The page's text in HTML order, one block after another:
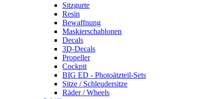
Sitzgurte
Resin
Bewaffnung
Maskierschablonen
Decals
3D-Decals
Propeller
Cockpit
BIG ED - Photoätzteil-Sets
Sitze / Schleudersitze
Räder / Wheels